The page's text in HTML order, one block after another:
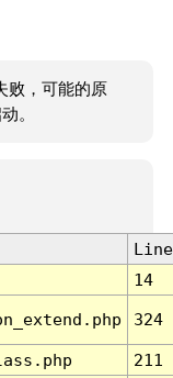
败，可能的原
。
Line
14
324
211